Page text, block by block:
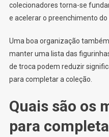
colecionadores torna-se
e acelerar o preenchimento do
Uma boa organização
manter uma lista das
de troca podem reduzir
para completar a coleção.
Quais são os
para